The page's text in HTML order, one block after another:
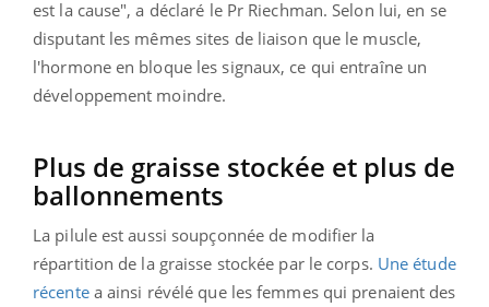
est la cause", a déclaré le Pr Riechman. Selon lui, en se
disputant les mêmes sites de liaison que le muscle,
l'hormone en bloque les signaux, ce qui entraîne un
développement moindre.
Plus de graisse stockée et plus de
ballonnements
La pilule est aussi soupçonnée de modifier la
répartition de la graisse stockée par le corps. Une étude
récentea ainsi révélé que les femmes qui prenaient des